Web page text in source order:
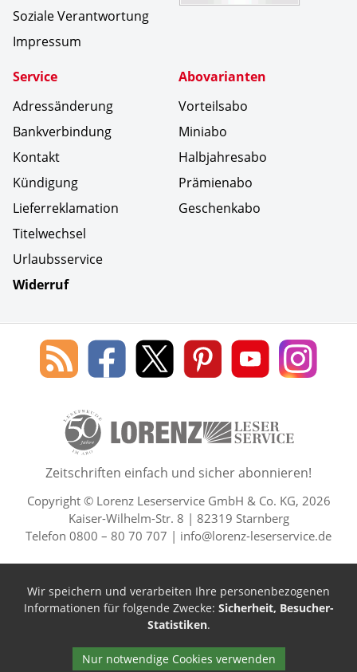
Soziale Verantwortung
Impressum
Service
Adressänderung
Bankverbindung
Kontakt
Kündigung
Lieferreklamation
Titelwechsel
Urlaubsservice
Widerruf
Abovarianten
Vorteilsabo
Miniabo
Halbjahresabo
Prämienabo
Geschenkabo
Social Media
Blog
des
Leserservice
Lorenz
Leserservice
Lorenz
Leserservice
Lorenz
Leserservice
Lorenz
Leserservice
Lorenz
50 Lesefreude im Abo Jahre
Zeitschriften einfach und sicher abonnieren!
Copyright © Lorenz Leserservice GmbH & Co. KG, 2026
Kaiser-Wilhelm-Str. 8 | 82319 Starnberg
Telefon 0800 – 80 70 707 | info@lorenz-leserservice.de
Wir speichern und verarbeiten Ihre personenbezogenen
Informationen für folgende Zwecke: Sicherheit, Besucher-
Statistiken.
Nur notwendige Cookies verwenden